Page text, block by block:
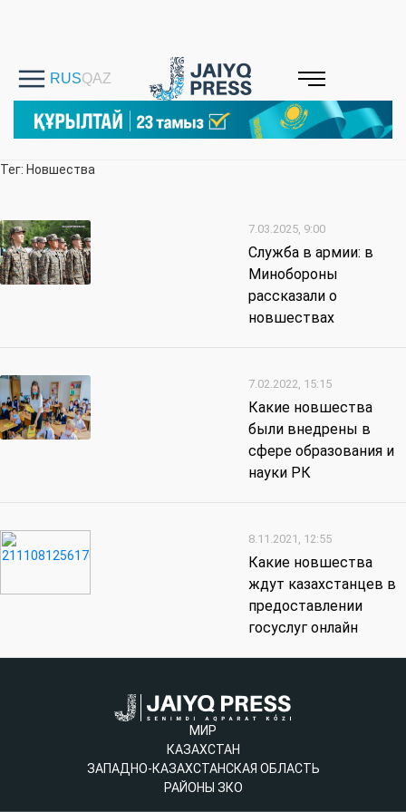
Тег: Новшества
7.03.2025, 9:00
Служба в армии: в
Минобороны
рассказали о
новшествах
7.02.2022, 15:15
Какие новшества
были внедрены в
сфере образования и
науки РК
8.11.2021, 12:55
Какие новшества
ждут казахстанцев в
предоставлении
госуслуг онлайн
МИР
КАЗАХСТАН
ЗАПАДНО-КАЗАХСТАНСКАЯ ОБЛАСТЬ
РАЙОНЫ ЗКО